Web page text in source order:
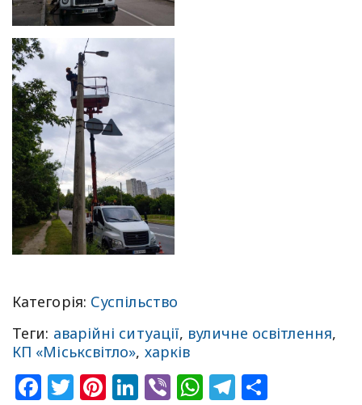
Категорія: Суспільство
Теги: аварійні ситуації, вуличне освітлення,
КП «Міськсвітло», харків
Facebook
Twitter
Pinterest
LinkedIn
ViberWhatsApp
Telegram